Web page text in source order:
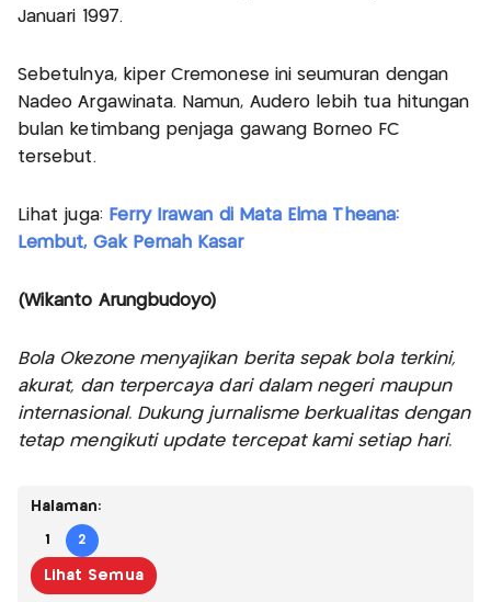
Januari 1997.
Sebetulnya, kiper Cremonese ini seumuran dengan
Nadeo Argawinata. Namun, Audero lebih tua hitungan
bulan ketimbang penjaga gawang Borneo FC
tersebut.
Lihat juga: Ferry Irawan di Mata Elma Theana:
Lembut, Gak Pernah Kasar
(Wikanto Arungbudoyo)
Bola Okezone menyajikan berita sepak bola terkini,
akurat, dan terpercaya dari dalam negeri maupun
internasional. Dukung jurnalisme berkualitas dengan
tetap mengikuti update tercepat kami setiap hari.
Halaman:
1 2
Lihat Semua